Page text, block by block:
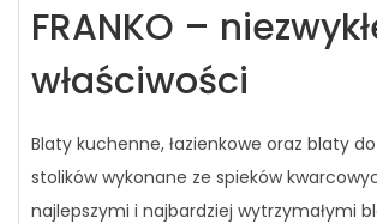
FRANKO –
właściwości
Blaty kuchenne, łazienkowe oraz blaty do
stolików wykonane ze spieków
najlepszymi i najbardziej wytrzymałymi